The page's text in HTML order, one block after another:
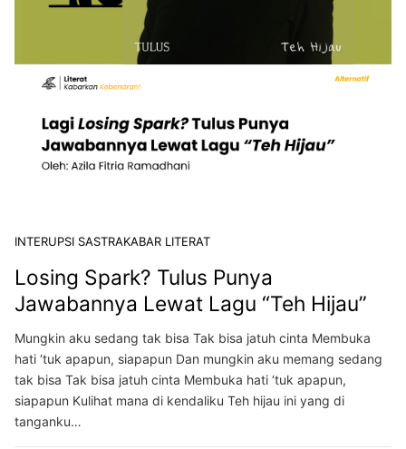
INTERUPSI SASTRAKABAR LITERAT
Losing Spark? Tulus Punya
Jawabannya Lewat Lagu “Teh Hijau”
Mungkin aku sedang tak bisa Tak bisa jatuh cinta Membuka
hati ‘tuk apapun, siapapun Dan mungkin aku memang sedang
tak bisa Tak bisa jatuh cinta Membuka hati ‘tuk apapun,
siapapun Kulihat mana di kendaliku Teh hijau ini yang di
tanganku…